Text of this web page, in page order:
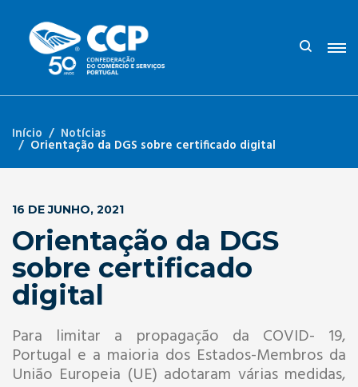
Início Notícias
Orientação da DGS sobre certificado digital
16 DE JUNHO, 2021
Orientação da DGS
sobre certificado
digital
Para limitar a propagação da COVID- 19,
Portugal e a maioria dos Estados-Membros da
União Europeia (UE) adotaram várias medidas,